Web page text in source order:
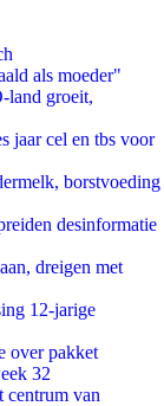
als moeder"
land groeit,
jaar cel en tbs voor
borstvoeding
desinformatie
dreigen met
12-jarige
over pakket
32
centrum van